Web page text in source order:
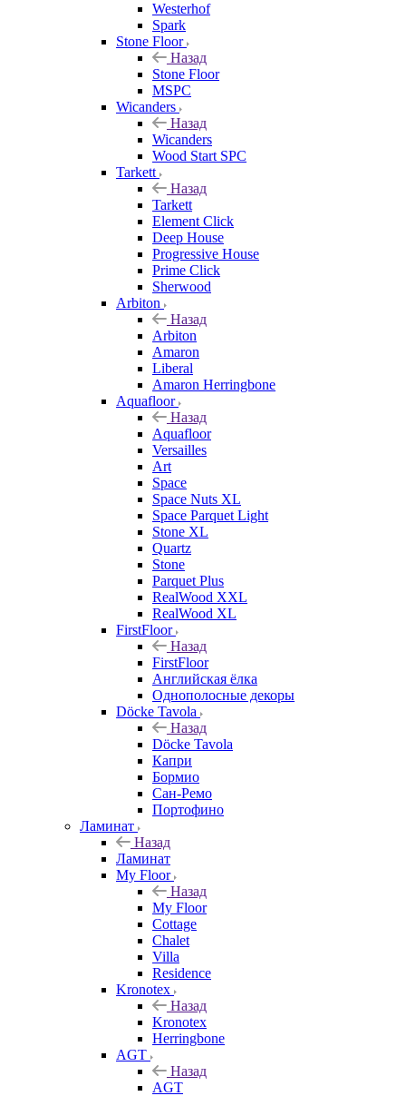
Westerhof
Spark
Stone Floor
Назад
Stone Floor
MSPC
Wicanders
Назад
Wicanders
Wood Start SPC
Tarkett
Назад
Tarkett
Element Click
Deep House
Progressive House
Prime Click
Sherwood
Arbiton
Назад
Arbiton
Amaron
Liberal
Amaron Herringbone
Aquafloor
Назад
Aquafloor
Versailles
Art
Space
Space Nuts XL
Space Parquet Light
Stone XL
Quartz
Stone
Parquet Plus
RealWood XXL
RealWood XL
FirstFloor
Назад
FirstFloor
Английская ёлка
Однополосные декоры
Döcke Tavola
Назад
Döcke Tavola
Капри
Бормио
Сан-Ремо
Портофино
Ламинат
Назад
Ламинат
My Floor
Назад
My Floor
Cottage
Chalet
Villa
Residence
Kronotex
Назад
Kronotex
Herringbone
AGT
Назад
AGT